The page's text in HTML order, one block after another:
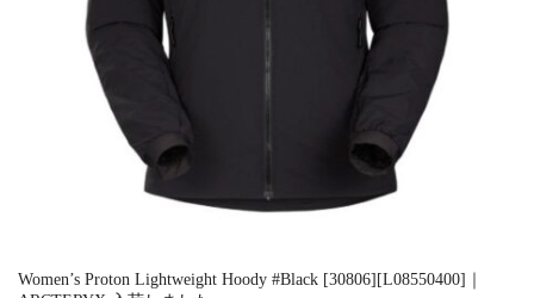
Women’s Proton Lightweight Hoody #Black [30806][L08550400]｜